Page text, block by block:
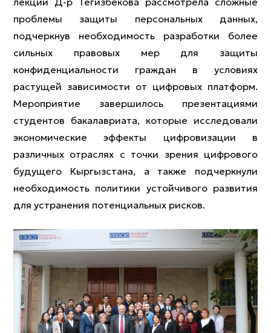
проблемы защиты персональных данных,
подчеркнув необходимость разработки более
сильных правовых мер для защиты
конфиденциальности граждан в условиях
растущей зависимости от цифровых платформ.
Мероприятие завершилось презентациями
студентов бакалавриата, которые исследовали
экономические эффекты цифровизации в
различных отраслях с точки зрения цифрового
будущего Кыргызстана, а также подчеркнули
необходимость политики устойчивого развития
для устранения потенциальных рисков.